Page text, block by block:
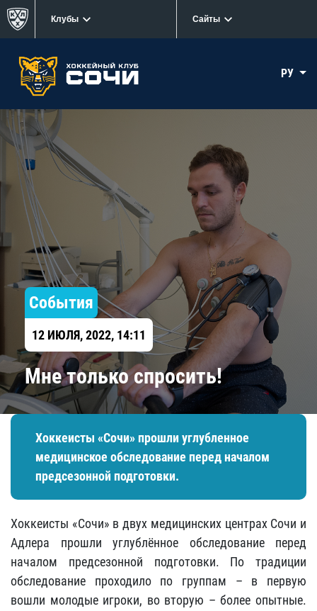
Клубы Сайты
РУ
События
12 ИЮЛЯ, 2022, 14:11
Мне только спросить!
Хоккеисты «Сочи» прошли углубленное
медицинское обследование перед началом
предсезонной подготовки.
Хоккеисты «Сочи» в двух медицинских центрах Сочи и
Адлера прошли углублённое обследование перед
началом предсезонной подготовки. По традиции
обследование проходило по группам – в первую
вошли молодые игроки, во вторую – более опытные.